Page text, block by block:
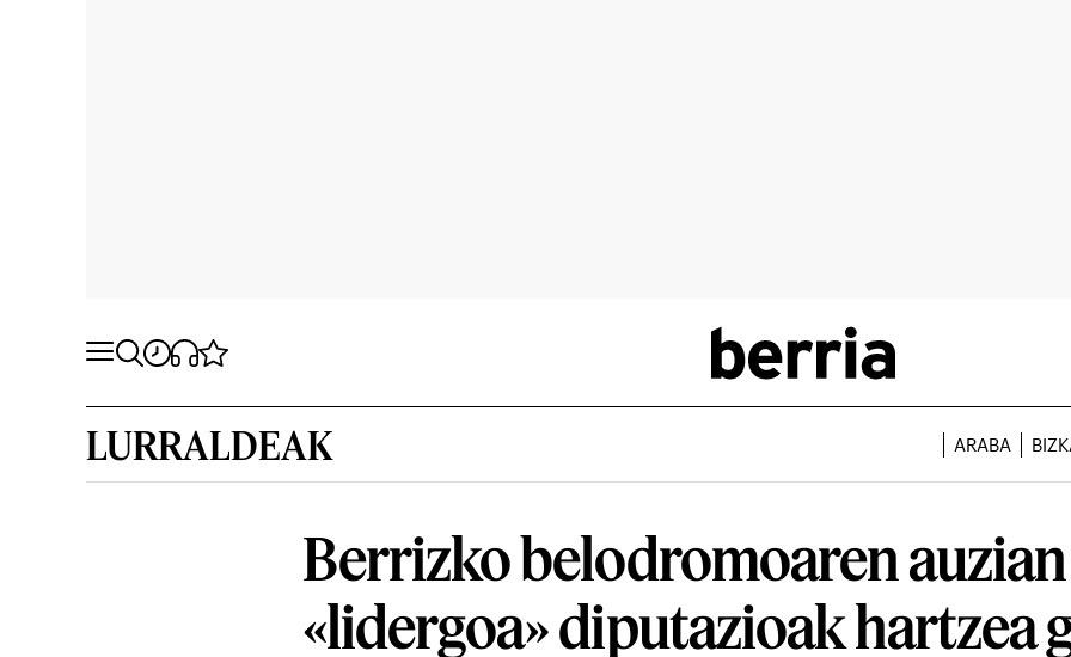
LURRALDEAK ARABA
Berrizko belodromoaren auzian
«lidergoa» diputazioak hartzea